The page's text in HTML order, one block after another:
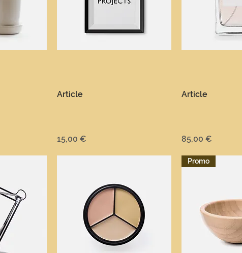
Article
Prix
15,00 €
Article
Prix
85,00 €
Promo